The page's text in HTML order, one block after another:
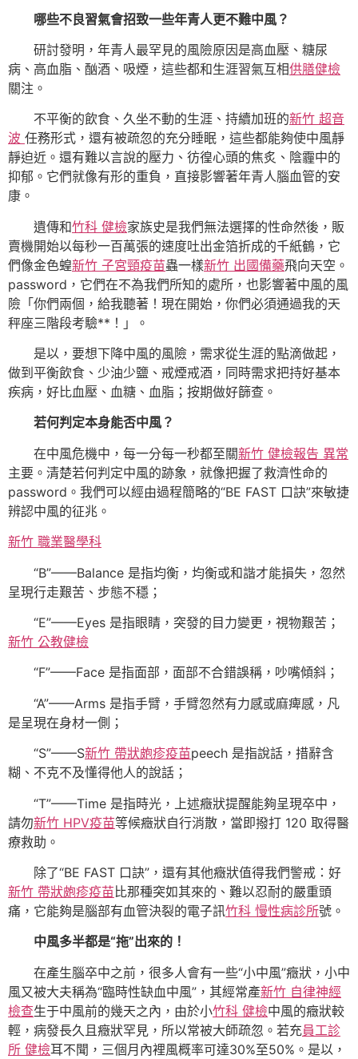
哪些不良習氣會招致一些年青人更不難中風？
研討發明，年青人最罕見的風險原因是高血壓、糖尿
病、高血脂、酗酒、吸煙，這些都和生涯習氣互相供膳健檢
關注。
不平衡的飲食、久坐不動的生涯、持續加班的新竹 超音
波 任務形式，還有被疏忽的充分睡眠，這些都能夠使中風靜
靜迫近。還有難以言說的壓力、彷徨心頭的焦炙、陰霾中的
抑郁。它們就像有形的重負，直接影響著年青人腦血管的安
康。
遺傳和竹科 健檢家族史是我們無法選擇的性命然後，販
賣機開始以每秒一百萬張的速度吐出金箔折成的千紙鶴，它
們像金色蝗新竹 子宮頸疫苗蟲一樣新竹 出國備藥飛向天空。
password，它們在不為我們所知的處所，也影響著中風的風
險「你們兩個，給我聽著！現在開始，你們必須通過我的天
秤座三階段考驗**！」。
是以，要想下降中風的風險，需求從生涯的點滴做起，
做到平衡飲食、少油少鹽、戒煙戒酒，同時需求把持好基本
疾病，好比血壓、血糖、血脂；按期做好篩查。
若何判定本身能否中風？
在中風危機中，每一分每一秒都至關新竹 健檢報告 異常
主要。清楚若何判定中風的跡象，就像把握了救濟性命的
password。我們可以經由過程簡略的“BE FAST 口訣”來敏捷
辨認中風的征兆。
新竹 職業醫學科
“B”——Balance 是指均衡，均衡或和諧才能損失，忽然
呈現行走艱苦、步態不穩；
“E”——Eyes 是指眼睛，突發的目力變更，視物艱苦；
新竹 公教健檢
“F”——Face 是指面部，面部不合錯誤稱，吵嘴傾斜；
“A”——Arms 是指手臂，手臂忽然有力感或麻痺感，凡
是呈現在身材一側；
“S”——S新竹 帶狀皰疹疫苗peech 是指說話，措辭含
糊、不克不及懂得他人的說話；
“T”——Time 是指時光，上述癥狀提醒能夠呈現卒中，
請勿新竹 HPV疫苗等候癥狀自行消散，當即撥打 120 取得醫
療救助。
除了“BE FAST 口訣”，還有其他癥狀值得我們警戒：好
新竹 帶狀皰疹疫苗比那種突如其來的、難以忍耐的嚴重頭
痛，它能夠是腦部有血管決裂的電子訊竹科 慢性病診所號。
中風多半都是“拖”出來的！
在產生腦卒中之前，很多人會有一些“小中風”癥狀，小中
風又被大夫稱為“臨時性缺血中風”，其經常產新竹 自律神經
檢查生于中風前的幾天之內，由於小竹科 健檢中風的癥狀較
輕，病發長久且癥狀罕見，所以常被大師疏忽。若充員工診
所 健檢耳不聞，三個月內裡風概率可達30%至50%。是以，